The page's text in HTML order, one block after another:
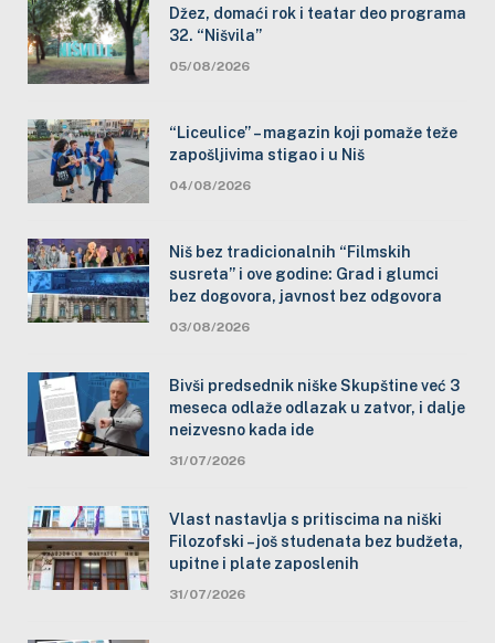
Džez, domaći rok i teatar deo programa
32. “Nišvila”
05/08/2026
“Liceulice” – magazin koji pomaže teže
zapošljivima stigao i u Niš
04/08/2026
Niš bez tradicionalnih “Filmskih
susreta” i ove godine: Grad i glumci
bez dogovora, javnost bez odgovora
03/08/2026
Bivši predsednik niške Skupštine već 3
meseca odlaže odlazak u zatvor, i dalje
neizvesno kada ide
31/07/2026
Vlast nastavlja s pritiscima na niški
Filozofski – još studenata bez budžeta,
upitne i plate zaposlenih
31/07/2026